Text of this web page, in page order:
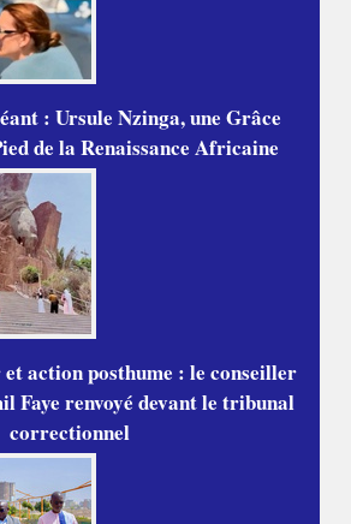
: Ursule Nzinga, une Grâce
de la Renaissance Africaine
action posthume : le conseiller
Faye renvoyé devant le tribunal
correctionnel